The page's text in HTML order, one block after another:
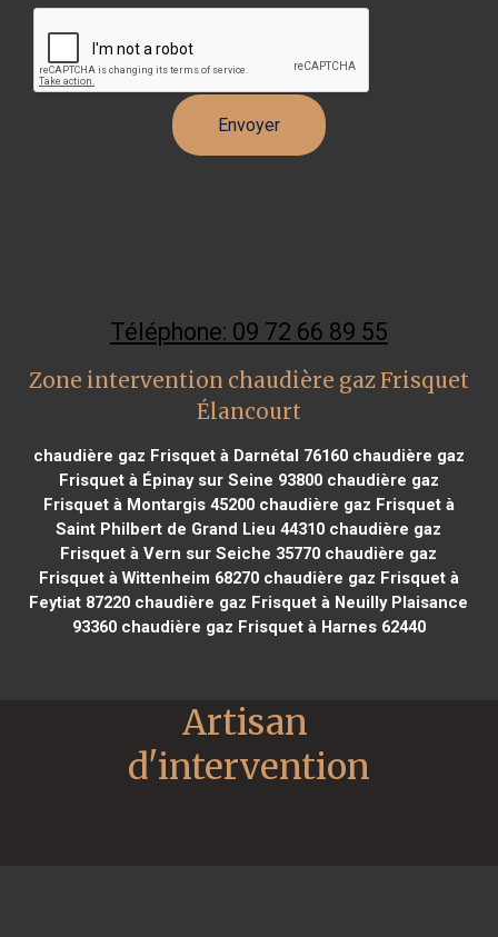
Téléphone: 09 72 66 89 55
Zone intervention chaudière gaz Frisquet
Élancourt
chaudière gaz Frisquet à Darnétal 76160chaudière gaz
Frisquet à Épinay sur Seine 93800chaudière gaz
Frisquet à Montargis 45200chaudière gaz Frisquet à
Saint Philbert de Grand Lieu 44310 chaudière gaz
Frisquet à Vern sur Seiche 35770 chaudière gaz
Frisquet à Wittenheim 68270chaudière gaz Frisquet à
Feytiat 87220 chaudière gaz Frisquet à Neuilly Plaisance
93360chaudière gaz Frisquet à Harnes 62440
Artisan
d'intervention